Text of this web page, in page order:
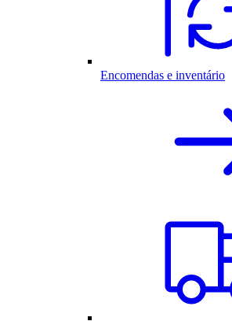
Encomendas e inventário